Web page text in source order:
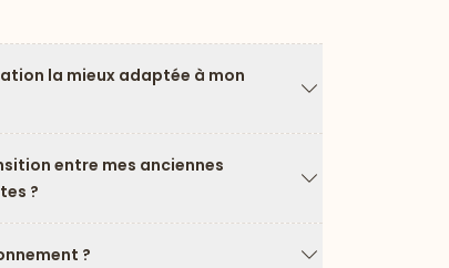
la mieux adaptée à mon
entre mes anciennes
?
?